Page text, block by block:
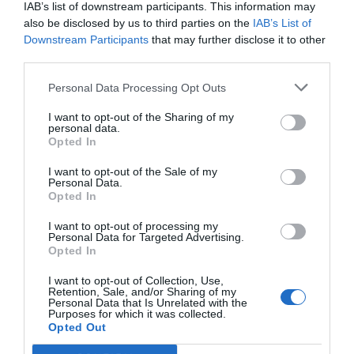
IAB’s list of downstream participants. This information may
also be disclosed by us to third parties on the IAB’s List of
Downstream Participants that may further disclose it to other
Personal Data Processing Opt Outs
I want to opt-out of the Sharing of my
personal data.
Opted In
I want to opt-out of the Sale of my
Personal Data.
Opted In
I want to opt-out of processing my
Personal Data for Targeted Advertising.
Opted In
I want to opt-out of Collection, Use,
Retention, Sale, and/or Sharing of my
Personal Data that Is Unrelated with the
Purposes for which it was collected.
Opted Out
επισκέπτες είναι ηυψηλή ποιότητα υπηρεσιών
υγείας, οσυνδυασμός διακοπών και θεραπείας
και οι ανταγωνιστικές τιμές.
Αντίστοιχα, οι βασικές προκλήσεις εντοπίζονται στην
έλλειψη εθνικής στρατηγικής, στα
ρυθμιστικά
εμπόδιακαι στην
προτεινόμενο σχέδιο δράσης έρχεται να
αντιμετωπίσει στοχευμένα.
Οι τέσσερις στρατηγικοί πυλώνες του Σχεδίου
ανάπτυξη Εθνικής Στρατηγικής και Branding
δημιουργία ισχυρής ταυτότητας με προτεινόμενο
σλόγκαν «Greece – Your Healing Destination